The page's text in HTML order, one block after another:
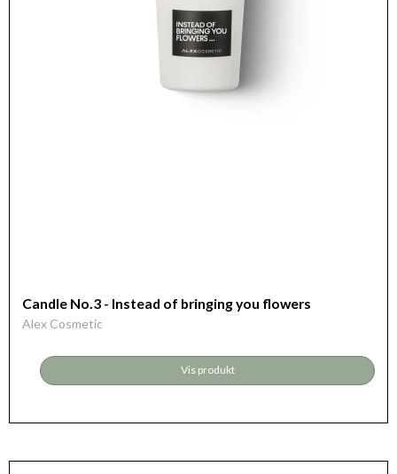
Candle No.3 - Instead of bringing you flowers
Alex Cosmetic
Vis produkt